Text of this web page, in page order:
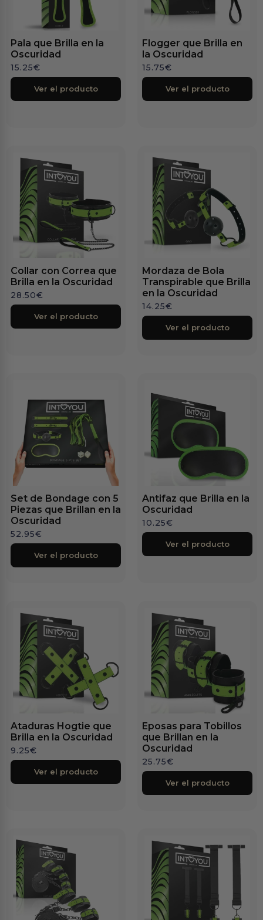
Pala que Brilla en la
Oscuridad
15.25€
Ver el producto
Flogger que Brilla en
la Oscuridad
15.75€
Ver el producto
Collar con Correa que
Brilla en la Oscuridad
28.50€
Ver el producto
Mordaza de Bola
Transpirable que Brilla
en la Oscuridad
14.25€
Ver el producto
Set de Bondage con 5
Piezas que Brillan en la
Oscuridad
52.95€
Ver el producto
Antifaz que Brilla en la
Oscuridad
10.25€
Ver el producto
Ataduras Hogtie que
Brilla en la Oscuridad
9.25€
Ver el producto
Eposas para Tobillos
que Brillan en la
Oscuridad
25.75€
Ver el producto